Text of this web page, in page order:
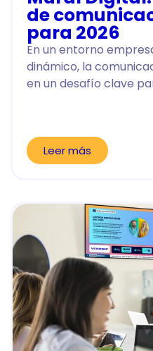
de
para 2026
En un entorno
dinámico, la
en un desafío clave
Leer más